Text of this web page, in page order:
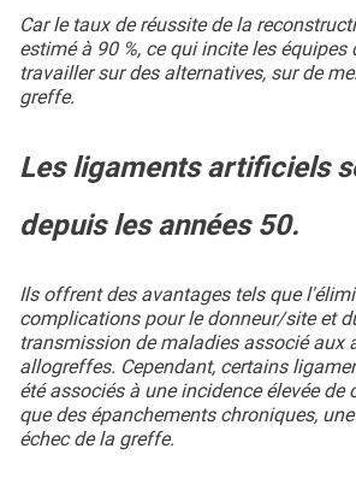
Car le taux de réussite de la
estimé à 90 %, ce qui incite les équipes
travailler sur des alternatives, sur de
greffe.
Les ligaments artificiels
depuis les années 50.
Ils offrent des avantages tels que
complications pour le donneur/site et
transmission de maladies associé aux
allogreffes. Cependant, certains
été associés à une incidence élevée
que des épanchements chroniques,
échec de la greffe.